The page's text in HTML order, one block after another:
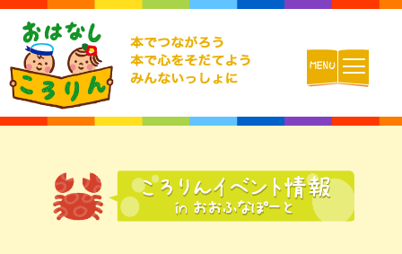
おはなしころりんとは